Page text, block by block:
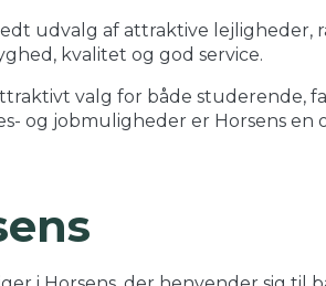
udvalg af attraktive lejligheder,
kvalitet og god service.
valg for både studerende,
og jobmuligheder er Horsens en